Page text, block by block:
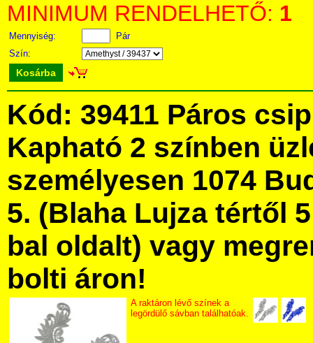
MINIMUM RENDELHETŐ: 1
Mennyiség:
Pár
Szín:
Kosárba
Kód: 39411 Páros
Kapható 2 színben
személyesen 1074
5. (Blaha Lujza tértől
bal oldalt) vagy
bolti áron!
A raktáron lévő színek a
legördülő sávban találhatóak.